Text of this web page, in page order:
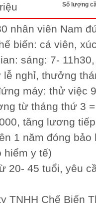
Số lượng
nhân viên Nam
biến: cá viên,
sáng: 7-
lễ nghỉ, thưởng
máy: thử việc
từ tháng thứ 3
tăng lương
1 năm đóng
hiểm y tế)
20- 45 tuổi, yêu
TNHH Chế Biến